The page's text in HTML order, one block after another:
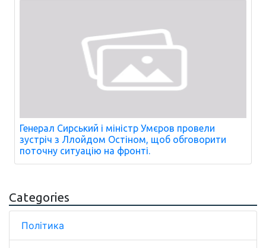
Генерал Сирський і міністр Умєров провели
зустріч з Ллойдом Остіном, щоб обговорити
поточну ситуацію на фронті.
Categories
Політика